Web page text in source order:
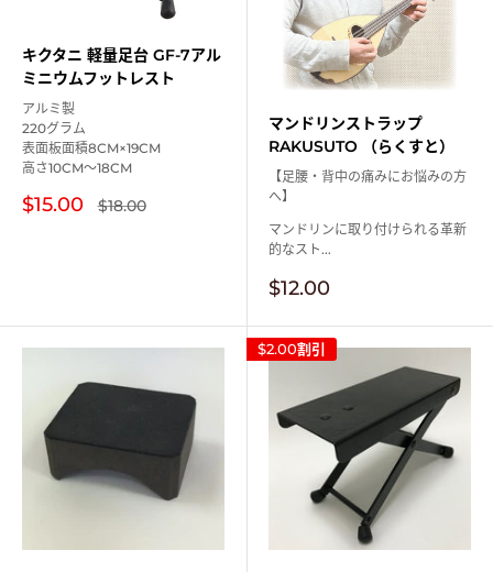
キクタニ 軽量足台 GF-7アル
ミニウムフットレスト
アルミ製
220グラム
表面板面積8CM×19CM
高さ10CM～18CM
販
$15.00 通
常
$18.00
マンドリンストラップ
RAKUSUTO （らくすと）
【足腰・背中の痛みにお悩みの方
へ】
マンドリンに取り付けられる革新
的なスト...
販
価
格
$12.00
$2.00割引